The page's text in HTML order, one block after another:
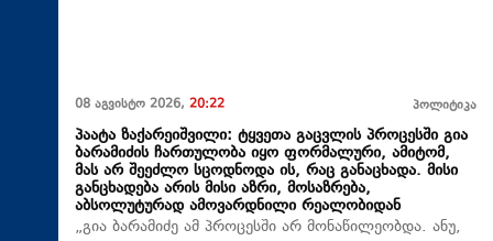
08 აგვისტო 2026, 20:22 პოლიტიკა
პაატა ზაქარეიშვილი: ტყვეთა გაცვლის პროცესში გია
ბარამიძის ჩართულობა იყო ფორმალური, ამიტომ,
მას არ შეეძლო სცოდნოდა ის, რაც განაცხადა. მისი
განცხადება არის მისი აზრი, მოსაზრება,
აბსოლუტურად ამოვარდნილი რეალობიდან
„გია ბარამიძე ამ პროცესში არ მონაწილეობდა. ანუ,